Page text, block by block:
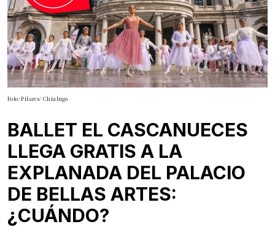
Foto: Pilares/ Chialngo
BALLET EL CASCANUECES
LLEGA GRATIS A LA
EXPLANADA DEL PALACIO
DE BELLAS ARTES:
¿CUÁNDO?